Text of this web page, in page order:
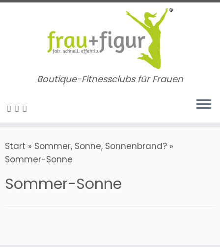
Zum
Boutique-Fitnessclubs für Frauen
Start » Sommer, Sonne, Sonnenbrand? »
Sommer-Sonne
Sommer-Sonne